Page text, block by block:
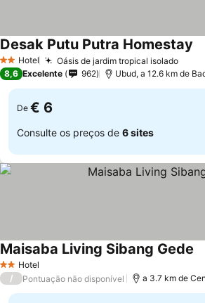
2 Estrelas
Hotel Oásis de jardim tropical isoladoVer
Desak Putu Putra Homestay
8,6 Excelente 962 Ubud, a 12.6 km de
De € 6
Consulte os preços de 6 sites
2 Estrelas
Hotel
Maisaba Living Sibang Gede
/ Pontuação não disponível a 3.7 km de